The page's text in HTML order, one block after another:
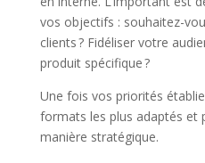
vos objectifs : souhaitez-
clients ? Fidéliser votre
produit spécifique ?
Une fois vos priorités
formats les plus adaptés et
manière stratégique.